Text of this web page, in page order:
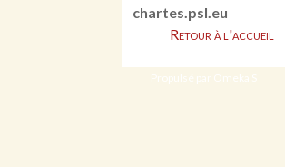
chartes.psl.eu
Retour à l'accueil
Propulsé par Omeka S